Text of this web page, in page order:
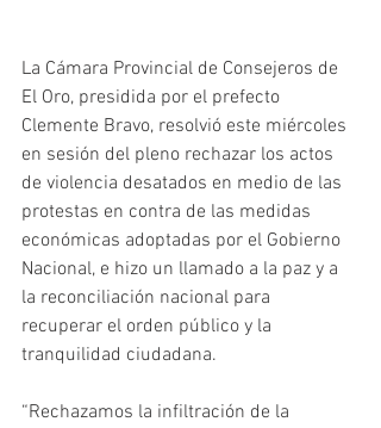
La Cámara Provincial de Consejeros de
El Oro, presidida por el prefecto
Clemente Bravo, resolvió este miércoles
en sesión del pleno rechazar los actos
de violencia desatados en medio de las
protestas en contra de las medidas
económicas adoptadas por el Gobierno
Nacional, e hizo un llamado a la paz y a
la reconciliación nacional para
recuperar el orden público y la
tranquilidad ciudadana.
“Rechazamos la infiltración de la